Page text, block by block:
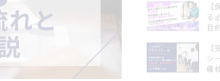
る
目
い
タ
シ
備